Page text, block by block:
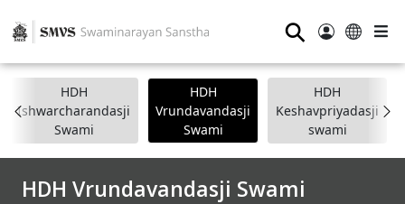
⚲
HDH
Ishwarcharandasji
Swami
HDH
Vrundavandasji
Swami
HDH
Keshavpriyadasji
swami
HDH Vrundavandasji Swami